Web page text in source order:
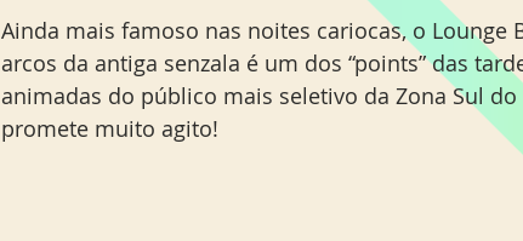
Ainda mais famoso nas noites cariocas, o Lounge
arcos da antiga senzala é um dos “points” das
animadas do público mais seletivo da Zona Sul
promete muito agito!